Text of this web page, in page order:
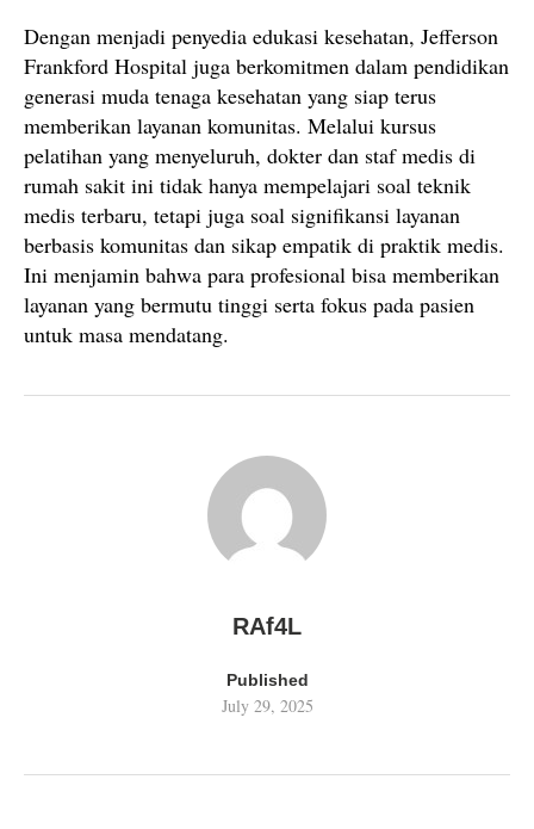
Dengan menjadi penyedia edukasi kesehatan, Jefferson
Frankford Hospital juga berkomitmen dalam pendidikan
generasi muda tenaga kesehatan yang siap terus
memberikan layanan komunitas. Melalui kursus
pelatihan yang menyeluruh, dokter dan staf medis di
rumah sakit ini tidak hanya mempelajari soal teknik
medis terbaru, tetapi juga soal signifikansi layanan
berbasis komunitas dan sikap empatik di praktik medis.
Ini menjamin bahwa para profesional bisa memberikan
layanan yang bermutu tinggi serta fokus pada pasien
untuk masa mendatang.
RAf4L
Published
July 29, 2025